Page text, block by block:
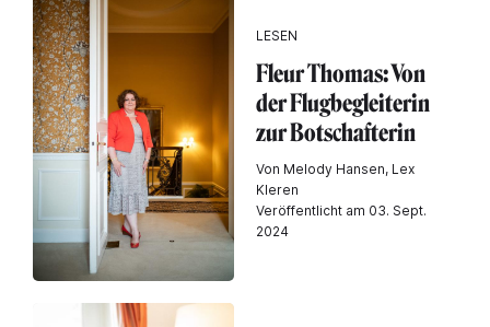
LESEN
Fleur Thomas: Von
der Flugbegleiterin
zur Botschafterin
Von Melody Hansen, Lex
Kleren
Veröffentlicht am 03. Sept.
2024